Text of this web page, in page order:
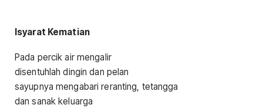
Isyarat Kematian
Pada percik air mengalir
disentuhlah dingin dan pelan
sayupnya mengabari reranting, tetangga
dan sanak keluarga